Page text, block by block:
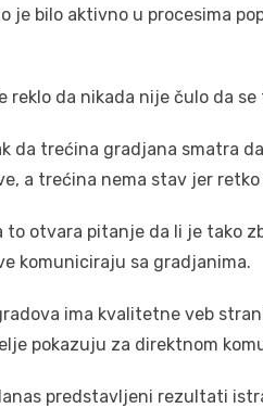
je bilo aktivno u procesima
reklo da nikada nije čulo da
da trećina gradjana smatra
a trećina nema stav jer
to otvara pitanje da li je tako
komuniciraju sa gradjanima.
ima kvalitetne veb
pokazuju za direktnom
predstavljeni rezultati